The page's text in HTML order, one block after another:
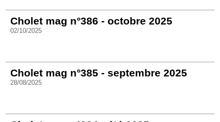
Cholet mag n°386 - octobre 2025
02/10/2025
Cholet mag n°385 - septembre 2025
28/08/2025